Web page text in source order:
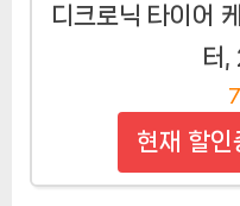
디크로닉 타이어
터,
현재 할인